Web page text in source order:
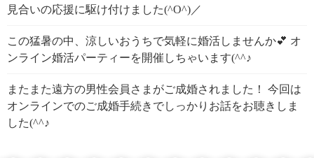
見合いの応援に駆け付けました(^O^)／
この猛暑の中、涼しいおうちで気軽に婚活しませんか💕 オ
ンライン婚活パーティーを開催しちゃいます(^^♪
またまた遠方の男性会員さまがご成婚されました！ 今回は
オンラインでのご成婚手続きでしっかりお話をお聴きしま
した(^^♪